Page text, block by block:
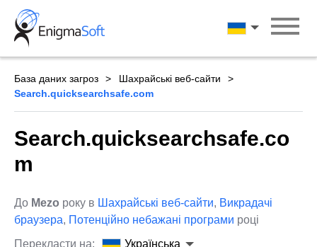
Skip
content
Українська
База даних загроз
Шахрайські веб-сайти
Search.quicksearchsafe.com
Search.quicksearchsafe.co
m
До Mezo року в Шахрайські веб-сайти, Викрадачі
браузера, Потенційно небажані програми році
Перекласти на:
Українська